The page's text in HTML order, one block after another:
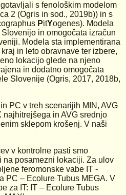
s fenološkim modelom
2 (Ogris in sod., 2019b)) in s
PitYogenes). Modela
in omogočata izračun
Modela sta implementirana
in leto obravnave ter izbere,
lokacijo glede na njeno
in dodatno omogočata
Slovenije (Ogris, 2017, 2018b,
PC v treh scenarijih MIN, AVG
in AVG srednjo
sklepom krošenj. V naši
v kontrolne pasti smo
na posamezni lokaciji. Za ulov
feromonske vabe IT -
PC – Ecolure Tubus MEGA. V
za IT: IT – Ecolure Tubus